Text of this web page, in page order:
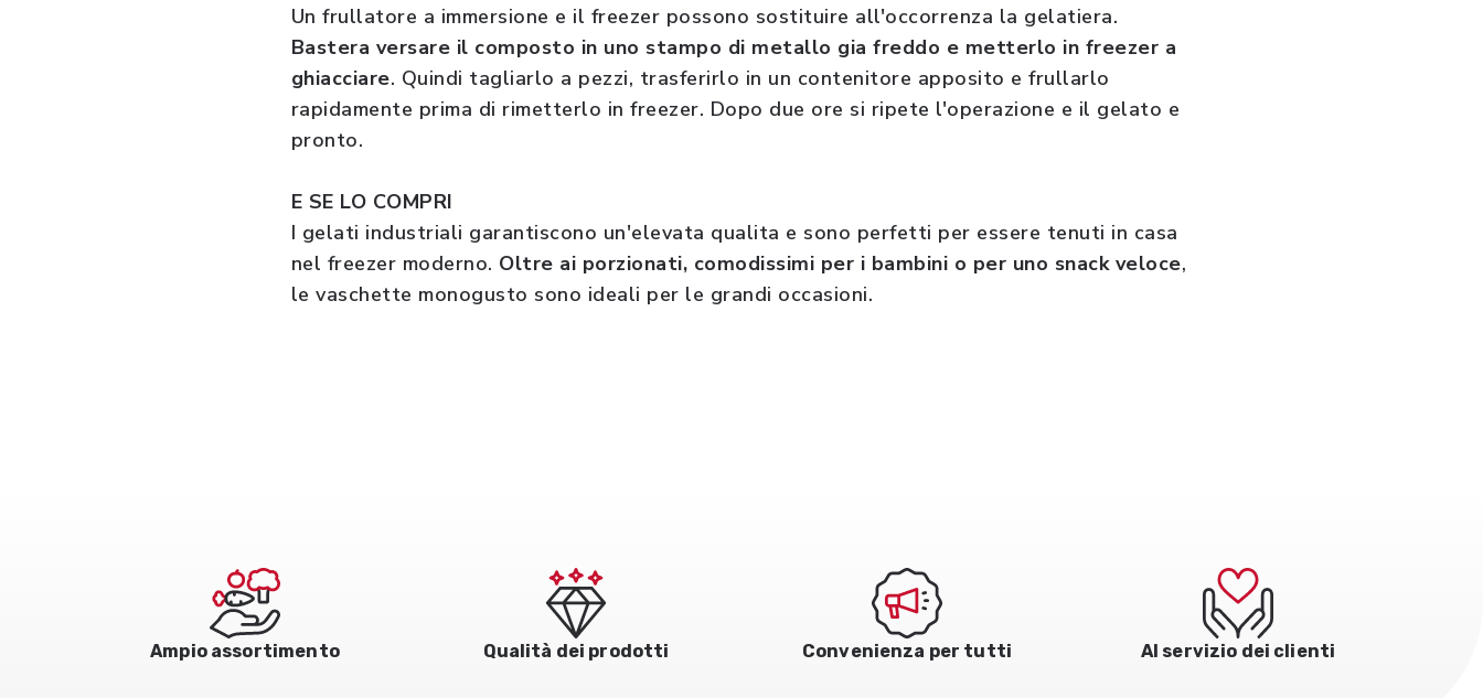
Un frullatore a immersione e il freezer possono sostituire all'occorrenza la gelatiera.
Bastera versare il composto in uno stampo di metallo gia freddo e metterlo in freezer a
ghiacciare. Quindi tagliarlo a pezzi, trasferirlo in un contenitore apposito e frullarlo
rapidamente prima di rimetterlo in freezer. Dopo due ore si ripete l'operazione e il gelato e
pronto.
E SE LO COMPRI
I gelati industriali garantiscono un'elevata qualita e sono perfetti per essere tenuti in casa
nel freezer moderno. Oltre ai porzionati, comodissimi per i bambini o per uno snack veloce,
le vaschette monogusto sono ideali per le grandi occasioni.
Ampio assortimento Qualità dei prodotti Convenienza per tutti Al servizio dei clienti